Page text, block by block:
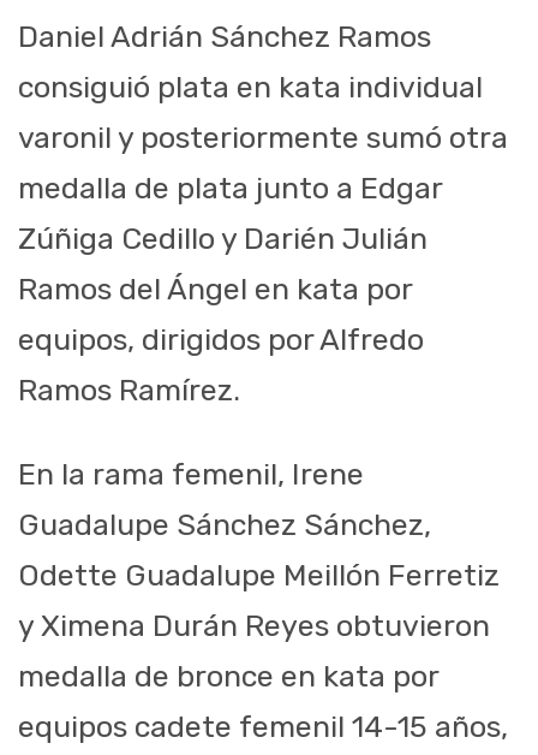
Daniel Adrián Sánchez Ramos
consiguió plata en kata individual
varonil y posteriormente sumó otra
medalla de plata junto a Edgar
Zúñiga Cedillo y Darién Julián
Ramos del Ángel en kata por
equipos, dirigidos por Alfredo
Ramos Ramírez.
En la rama femenil, Irene
Guadalupe Sánchez Sánchez,
Odette Guadalupe Meillón Ferretiz
y Ximena Durán Reyes obtuvieron
medalla de bronce en kata por
equipos cadete femenil 14-15 años,